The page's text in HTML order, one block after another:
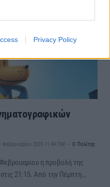
Privacy Policy
Φεβρουαρίου 2025 11:44 ΠΜ Ο Πολίτης
Φεβρουαρίου η προβολή της
στις 21:15. Από την Πέμπτη…